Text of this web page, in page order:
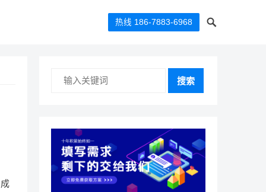
热线 186-7883-6968
搜索